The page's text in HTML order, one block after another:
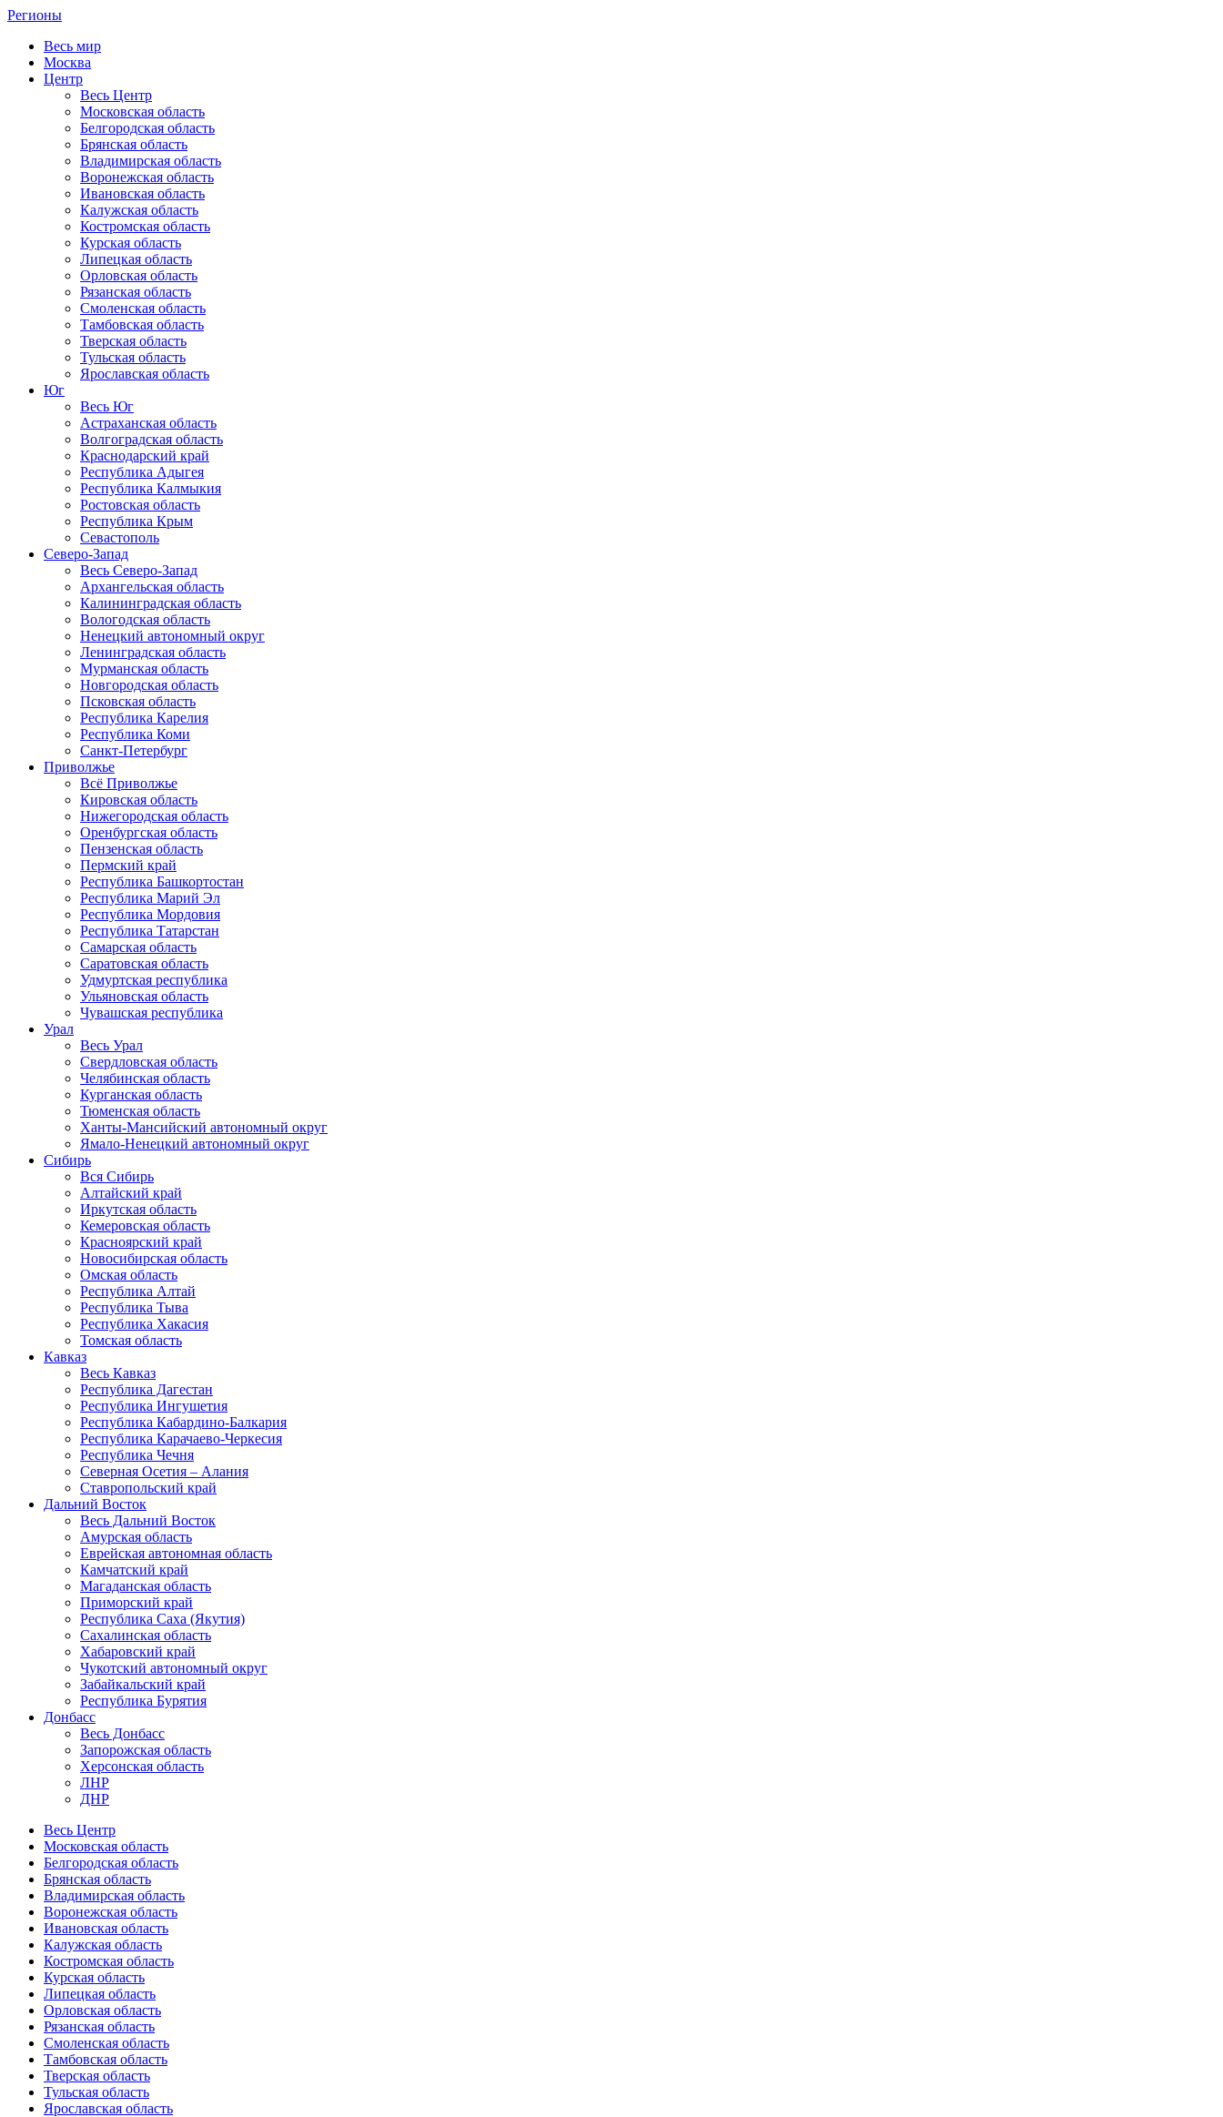
Регионы
Весь мир
Москва
Центр
Весь Центр
Московская область
Белгородская область
Брянская область
Владимирская область
Воронежская область
Ивановская область
Калужская область
Костромская область
Курская область
Липецкая область
Орловская область
Рязанская область
Смоленская область
Тамбовская область
Тверская область
Тульская область
Ярославская область
Юг
Весь Юг
Астраханская область
Волгоградская область
Краснодарский край
Республика Адыгея
Республика Калмыкия
Ростовская область
Республика Крым
Севастополь
Северо-Запад
Весь Северо-Запад
Архангельская область
Калининградская область
Вологодская область
Ненецкий автономный округ
Ленинградская область
Мурманская область
Новгородская область
Псковская область
Республика Карелия
Республика Коми
Санкт-Петербург
Приволжье
Всё Приволжье
Кировская область
Нижегородская область
Оренбургская область
Пензенская область
Пермский край
Республика Башкортостан
Республика Марий Эл
Республика Мордовия
Республика Татарстан
Самарская область
Саратовская область
Удмуртская республика
Ульяновская область
Чувашская республика
Урал
Весь Урал
Свердловская область
Челябинская область
Курганская область
Тюменская область
Ханты-Мансийский автономный округ
Ямало-Ненецкий автономный округ
Сибирь
Вся Сибирь
Алтайский край
Иркутская область
Кемеровская область
Красноярский край
Новосибирская область
Омская область
Республика Алтай
Республика Тыва
Республика Хакасия
Томская область
Кавказ
Весь Кавказ
Республика Дагестан
Республика Ингушетия
Республика Кабардино-Балкария
Республика Карачаево-Черкесия
Республика Чечня
Северная Осетия – Алания
Ставропольский край
Дальний Восток
Весь Дальний Восток
Амурская область
Еврейская автономная область
Камчатский край
Магаданская область
Приморский край
Республика Саха (Якутия)
Сахалинская область
Хабаровский край
Чукотский автономный округ
Забайкальский край
Республика Бурятия
Донбасс
Весь Донбасс
Запорожская область
Херсонская область
ЛНР
ДНР
Весь Центр
Московская область
Белгородская область
Брянская область
Владимирская область
Воронежская область
Ивановская область
Калужская область
Костромская область
Курская область
Липецкая область
Орловская область
Рязанская область
Смоленская область
Тамбовская область
Тверская область
Тульская область
Ярославская область